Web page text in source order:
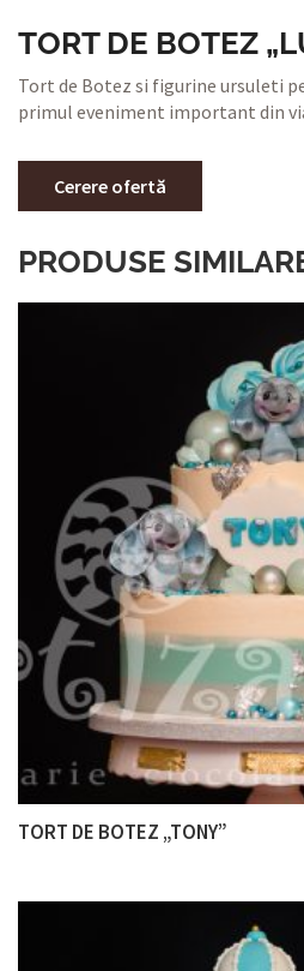
TORT DE BOTEZ
Tort de Botez si figurine ursuleti
primul eveniment important din
Cerere ofertă
PRODUSE
TORT DE BOTEZ „TONY”